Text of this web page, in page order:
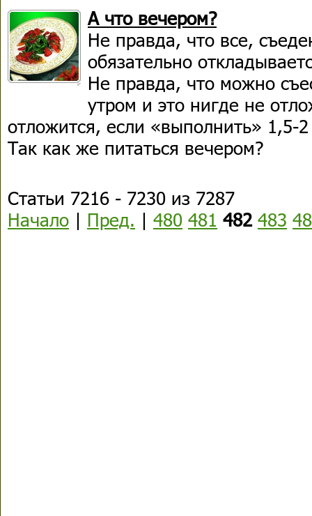
А что вечером?
Не правда, что все,
обязательно
Не правда, что можно
утром и это нигде не
отложится, если «выполнить»
Так как же питаться вечером?
Статьи 7216 - 7230 из 7287
Начало | Пред. | 480 481 482 483